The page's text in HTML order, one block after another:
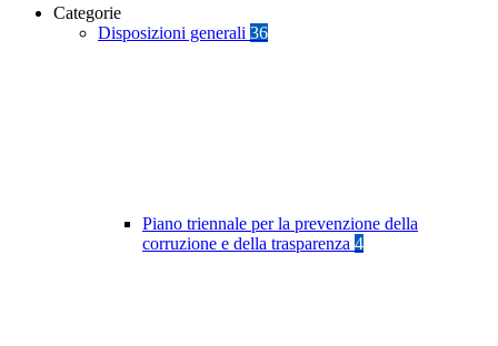
Categorie
Disposizioni generali 36
Piano triennale per la prevenzione della
corruzione e della trasparenza 4